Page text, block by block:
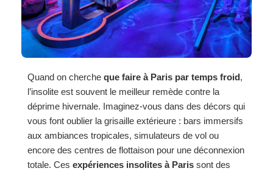
Quand on cherche que faire à Paris par temps froid,
l’insolite est souvent le meilleur remède contre la
déprime hivernale. Imaginez-vous dans des décors qui
vous font oublier la grisaille extérieure : bars immersifs
aux ambiances tropicales, simulateurs de vol ou
encore des centres de flottaison pour une déconnexion
totale. Ces expériences insolites à Paris sont des